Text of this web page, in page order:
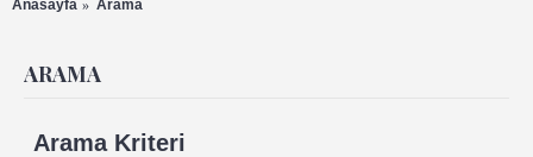
Anasayfa Arama
ARAMA
Arama Kriteri